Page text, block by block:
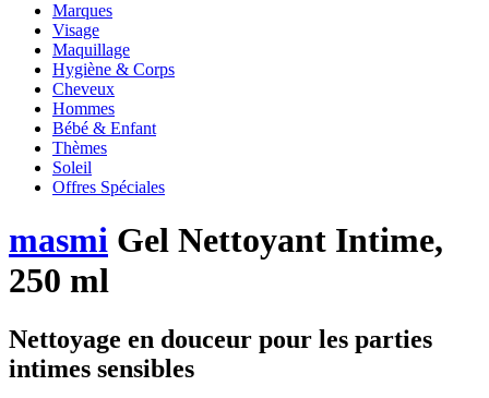
Marques
Visage
Maquillage
Hygiène & Corps
Cheveux
Hommes
Bébé & Enfant
Thèmes
Soleil
Offres Spéciales
masmi Gel Nettoyant Intime,
250 ml
Nettoyage en douceur pour les parties
intimes sensibles